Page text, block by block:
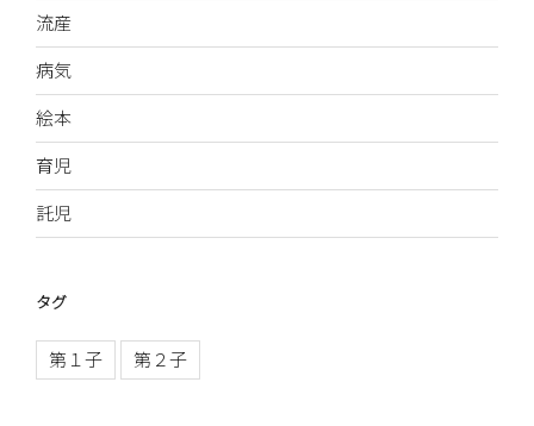
流産
病気
絵本
育児
託児
タグ
第１子 第２子